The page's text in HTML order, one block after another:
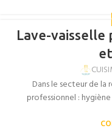
Lave-vaisselle
Dans le secteur de la
professionnel :